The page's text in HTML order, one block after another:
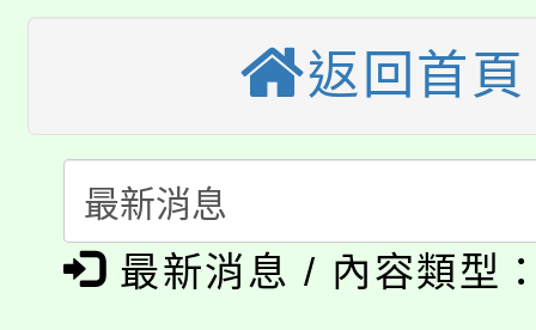
代理(課)教師甄選結果
公告本校115學年度第
代理(課)教師甄選結果
轉知中國文化大學推廣
《TA101》溝通分析基
程，歡迎學生輔導中心
心理、諮商輔導、社會
轉知苗栗縣政府辦理
縣市「校園短影音徵選
門員」簡章及活動海報
115年食農教育專業人
程
學期銜接期間理賠案件
返回首頁
最新消息 / 內容類型